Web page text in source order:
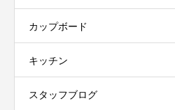
カップボード
キッチン
スタッフブログ